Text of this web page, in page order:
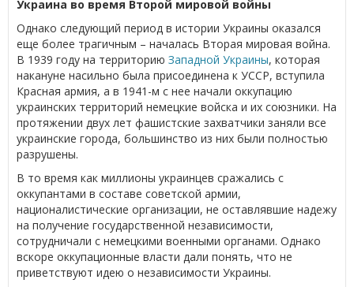
Украина во время Второй мировой войны
Однако следующий период в истории Украины оказался
еще более трагичным – началась Вторая мировая война.
В 1939 году на территорию Западной Украины, которая
накануне насильно была присоединена к УССР, вступила
Красная армия, а в 1941-м с нее начали оккупацию
украинских территорий немецкие войска и их союзники. На
протяжении двух лет фашистские захватчики заняли все
украинские города, большинство из них были полностью
разрушены.
В то время как миллионы украинцев сражались с
оккупантами в составе советской армии,
националистические организации, не оставлявшие надежу
на получение государственной независимости,
сотрудничали с немецкими военными органами. Однако
вскоре оккупационные власти дали понять, что не
приветствуют идею о независимости Украины.